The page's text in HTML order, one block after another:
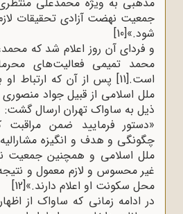
جمعیت نهضت آزادی تحقیقات
شود.»[10]
و فردای آن روز اعلام شد که
محمد تمیمی فعالیت‌های
است.[11] پس از آن که ارتباط او
ملل اسلامی از قبیل جواد
ذیل به ساواک تهران ارسال گشت:
»دستور فرمایید ضمن مراقبت
چگونگی و هدف و انگیزه مشارالیه
ملل اسلامی و همچنین جمعیت
غیر محسوس و لازم معمول و
محل سکونت او اعلام دارند.»[12]
در ادامه زمانی که ساواک از